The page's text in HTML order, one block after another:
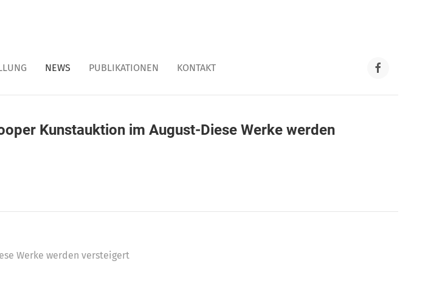
NEWS PUBLIKATIONEN KONTAKT
Kunstauktion im August-Diese Werke werden
Werke werden versteigert